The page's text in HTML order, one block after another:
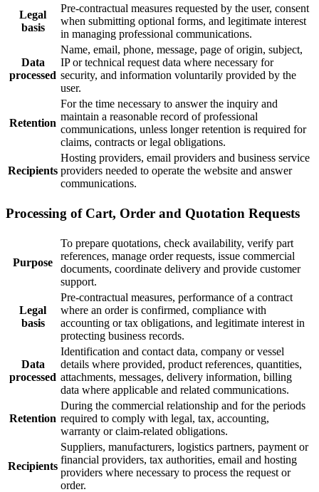
Legal
basis
Pre-contractual measures requested by the user, consent
when submitting optional forms, and legitimate interest
in managing professional communications.
Data
processed
Name, email, phone, message, page of origin, subject,
IP or technical request data where necessary for
security, and information voluntarily provided by the
user.
Retention
For the time necessary to answer the inquiry and
maintain a reasonable record of professional
communications, unless longer retention is required for
claims, contracts or legal obligations.
Recipients
Hosting providers, email providers and business service
providers needed to operate the website and answer
communications.
Processing of Cart, Order and Quotation Requests
Purpose
To prepare quotations, check availability, verify part
references, manage order requests, issue commercial
documents, coordinate delivery and provide customer
support.
Legal
basis
Pre-contractual measures, performance of a contract
where an order is confirmed, compliance with
accounting or tax obligations, and legitimate interest in
protecting business records.
Data
processed
Identification and contact data, company or vessel
details where provided, product references, quantities,
attachments, messages, delivery information, billing
data where applicable and related communications.
Retention
During the commercial relationship and for the periods
required to comply with legal, tax, accounting,
warranty or claim-related obligations.
Recipients
Suppliers, manufacturers, logistics partners, payment or
financial providers, tax authorities, email and hosting
providers where necessary to process the request or
order.